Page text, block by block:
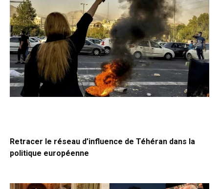
Retracer le réseau d’influence de Téhéran dans la
politique européenne